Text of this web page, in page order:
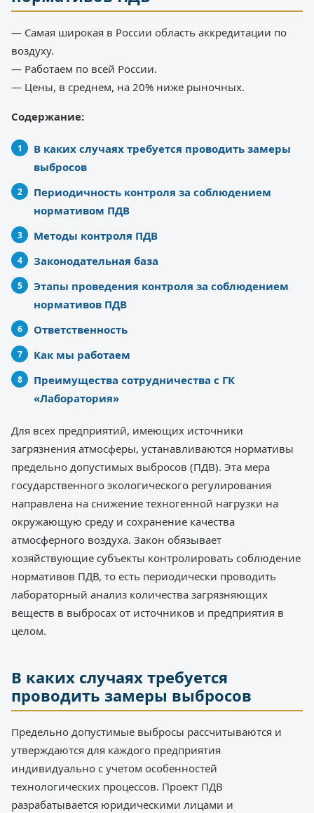
— Самая широкая в России область аккредитации по
воздуху.
— Работаем по всей России.
— Цены, в среднем, на 20% ниже рыночных.
Содержание:
В каких случаях требуется проводить замеры
выбросов
Периодичность контроля за соблюдением
нормативом ПДВ
Методы контроля ПДВ
Законодательная база
Этапы проведения контроля за соблюдением
нормативов ПДВ
Ответственность
Как мы работаем
Преимущества сотрудничества с ГК
«Лаборатория»
Для всех предприятий, имеющих источники
загрязнения атмосферы, устанавливаются нормативы
предельно допустимых выбросов (ПДВ). Эта мера
государственного экологического регулирования
направлена на снижение техногенной нагрузки на
окружающую среду и сохранение качества
атмосферного воздуха. Закон обязывает
хозяйствующие субъекты контролировать соблюдение
нормативов ПДВ, то есть периодически проводить
лабораторный анализ количества загрязняющих
веществ в выбросах от источников и предприятия в
целом.
В каких случаях требуется
проводить замеры выбросов
Предельно допустимые выбросы рассчитываются и
утверждаются для каждого предприятия
индивидуально с учетом особенностей
технологических процессов. Проект ПДВ
разрабатывается юридическими лицами и